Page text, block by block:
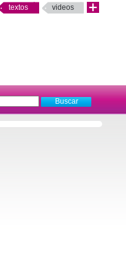
textos videos